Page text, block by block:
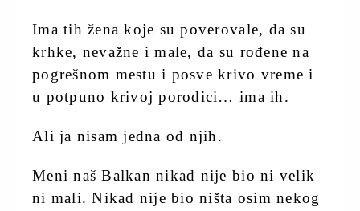
Ima tih žena koje su poverovale, da su
krhke, nevažne i male, da su rođene na
pogrešnom mestu i posve krivo vreme i
u potpuno krivoj porodici… ima ih.
Ali ja nisam jedna od njih.
Meni naš Balkan nikad nije bio ni velik
ni mali. Nikad nije bio ništa osim nekog